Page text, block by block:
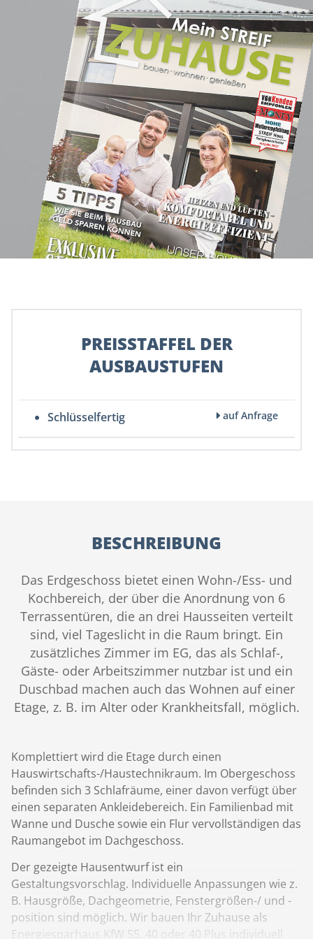
PREISSTAFFEL DER
AUSBAUSTUFEN
Schlüsselfertig auf Anfrage
BESCHREIBUNG
Das Erdgeschoss bietet einen Wohn-/Ess- und
Kochbereich, der über die Anordnung von 6
Terrassentüren, die an drei Hausseiten verteilt
sind, viel Tageslicht in die Raum bringt. Ein
zusätzliches Zimmer im EG, das als Schlaf-,
Gäste- oder Arbeitszimmer nutzbar ist und ein
Duschbad machen auch das Wohnen auf einer
Etage, z. B. im Alter oder Krankheitsfall, möglich.
Komplettiert wird die Etage durch einen
Hauswirtschafts-/Haustechnikraum. Im Obergeschoss
befinden sich 3 Schlafräume, einer davon verfügt über
einen separaten Ankleidebereich. Ein Familienbad mit
Wanne und Dusche sowie ein Flur vervollständigen das
Raumangebot im Dachgeschoss.
Der gezeigte Hausentwurf ist ein
Gestaltungsvorschlag. Individuelle Anpassungen wie z.
B. Hausgröße, Dachgeometrie, Fenstergrößen-/ und -
position sind möglich. Wir bauen Ihr Zuhause als
Energiesparhaus KfW 55, 40 oder 40 Plus individuell